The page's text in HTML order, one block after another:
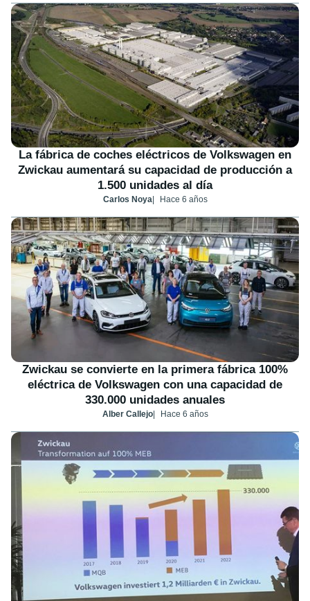
La fábrica de coches eléctricos de Volkswagen en
Zwickau aumentará su capacidad de producción a
1.500 unidades al día
Carlos Noya Hace 6 años
Zwickau se convierte en la primera fábrica 100%
eléctrica de Volkswagen con una capacidad de
330.000 unidades anuales
Alber Callejo Hace 6 años